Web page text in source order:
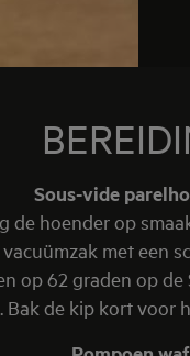
Sous-vide
de hoender op
met een
op 62
Bak de kip kort voor